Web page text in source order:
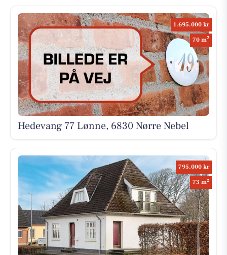
1.695.000 kr
70 m2
Hedevang 77 Lønne, 6830 Nørre Nebel
795.000 kr
73 m2